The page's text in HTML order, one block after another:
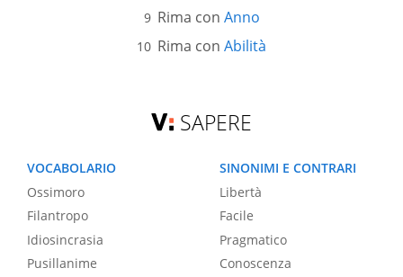
Rima con Anno
Rima con Abilità
SAPERE
VOCABOLARIO
Ossimoro
Filantropo
Idiosincrasia
Pusillanime
SINONIMI E CONTRARI
Libertà
Facile
Pragmatico
Conoscenza